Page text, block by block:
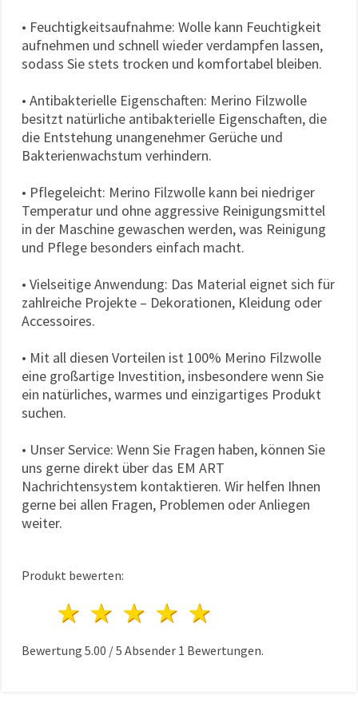
• Feuchtigkeitsaufnahme: Wolle kann Feuchtigkeit
aufnehmen und schnell wieder verdampfen lassen,
sodass Sie stets trocken und komfortabel bleiben.
• Antibakterielle Eigenschaften: Merino Filzwolle
besitzt natürliche antibakterielle Eigenschaften, die
die Entstehung unangenehmer Gerüche und
Bakterienwachstum verhindern.
• Pflegeleicht: Merino Filzwolle kann bei niedriger
Temperatur und ohne aggressive Reinigungsmittel
in der Maschine gewaschen werden, was Reinigung
und Pflege besonders einfach macht.
• Vielseitige Anwendung: Das Material eignet sich für
zahlreiche Projekte – Dekorationen, Kleidung oder
Accessoires.
• Mit all diesen Vorteilen ist 100% Merino Filzwolle
eine großartige Investition, insbesondere wenn Sie
ein natürliches, warmes und einzigartiges Produkt
suchen.
• Unser Service: Wenn Sie Fragen haben, können Sie
uns gerne direkt über das EM ART
Nachrichtensystem kontaktieren. Wir helfen Ihnen
gerne bei allen Fragen, Problemen oder Anliegen
weiter.
Produkt bewerten:
4 Sterne
3 Sterne
2 Sterne
1 Stern
Bewertung 5.00 /5 Absender 1 Bewertungen.